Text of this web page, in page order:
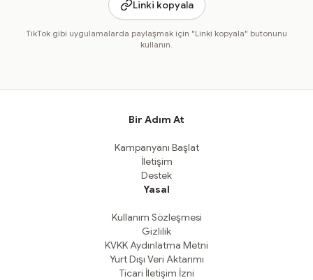
Linki kopyala
TikTok gibi uygulamalarda paylaşmak için "Linki kopyala" butonunu
kullanın.
Bir Adım At
Kampanyanı Başlat
İletişim
Destek
Yasal
Kullanım Sözleşmesi
Gizlilik
KVKK Aydınlatma Metni
Yurt Dışı Veri Aktarımı
Ticari İletişim İzni